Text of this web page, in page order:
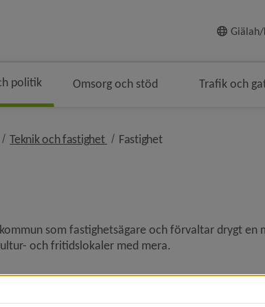
politik Omsorg och stöd Trafik och
nivå i brödsmulenavigeringen
Teknik och fastighet nivå i brödsmulenavigeringen
Fastighetnivå i
som fastighetsägare och förvaltar drygt en
och fritidslokaler med mera.